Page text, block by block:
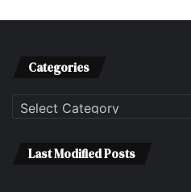
Categories
Categories
Last Modified Posts